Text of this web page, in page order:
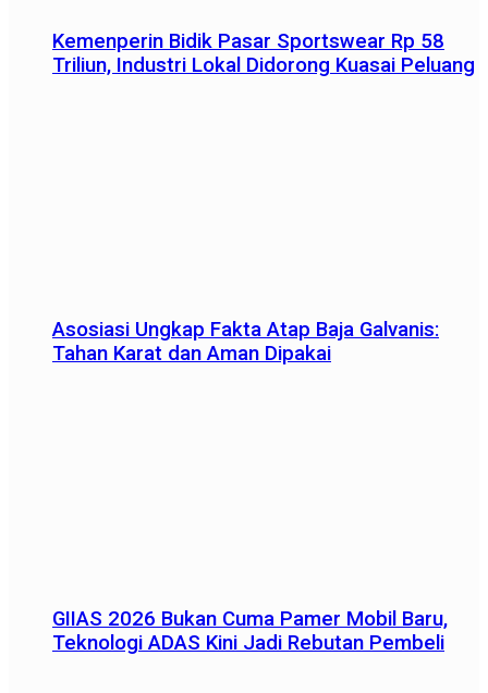
Kemenperin Bidik Pasar Sportswear Rp 58
Triliun, Industri Lokal Didorong Kuasai Peluang
Asosiasi Ungkap Fakta Atap Baja Galvanis:
Tahan Karat dan Aman Dipakai
GIIAS 2026 Bukan Cuma Pamer Mobil Baru,
Teknologi ADAS Kini Jadi Rebutan Pembeli